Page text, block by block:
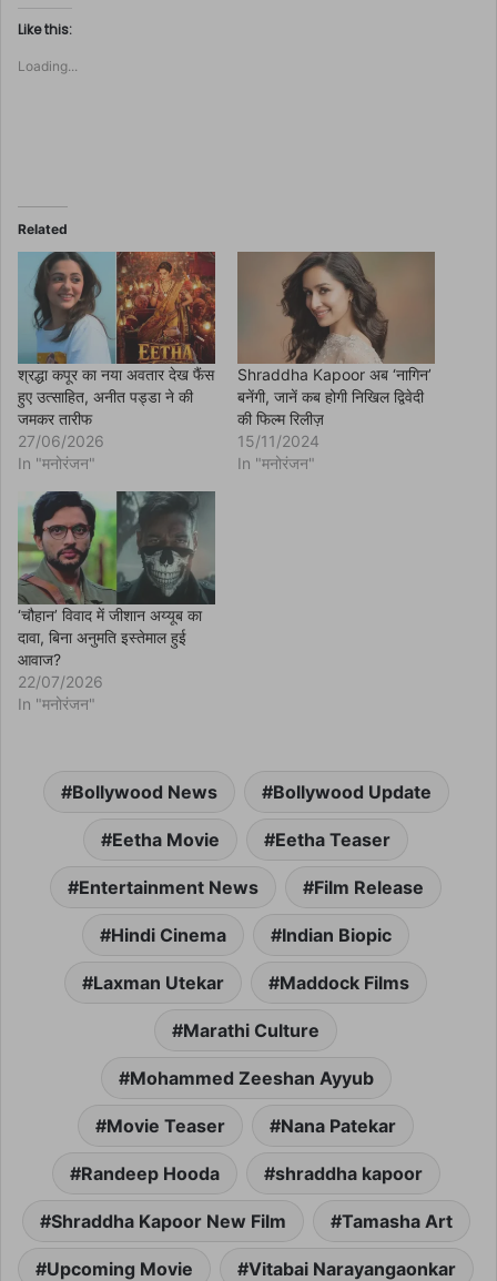
k
t
o
h
b
o
k
(
O
p
e
n
s
i
n
n
e
w
w
i
n
d
o
w
)
Like this:
Loading...
Related
श्रद्धा कपूर का नया अवतार देख फैंस
हुए उत्साहित, अनीत पड्डा ने की
जमकर तारीफ
27/06/2026
In "मनोरंजन"
Shraddha Kapoor अब ‘नागिन’
बनेंगी, जानें कब होगी निखिल द्विवेदी
की फिल्म रिलीज़
15/11/2024
In "मनोरंजन"
‘चौहान’ विवाद में जीशान अय्यूब का
दावा, बिना अनुमति इस्तेमाल हुई
आवाज?
22/07/2026
In "मनोरंजन"
Bollywood News Bollywood Update
Eetha Movie Eetha Teaser
Entertainment News Film Release
Hindi Cinema Indian Biopic
Laxman Utekar Maddock Films
Marathi Culture
Mohammed Zeeshan Ayyub
Movie Teaser Nana Patekar
Randeep Hooda shraddha kapoor
Shraddha Kapoor New Film Tamasha Art
Upcoming Movie Vitabai Narayangaonkar